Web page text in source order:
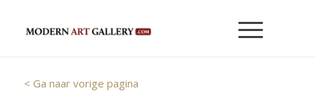
< Ga naar vorige pagina